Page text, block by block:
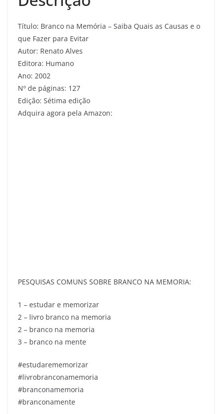
Título: Branco na Memória – Saiba Quais as Causas e o
que Fazer para Evitar
Autor: Renato Alves
Editora: Humano
Ano: 2002
Nº de páginas: 127
Edição: Sétima edição
Adquira agora pela Amazon:
PESQUISAS COMUNS SOBRE BRANCO NA MEMORIA:
1 – estudar e memorizar
2 – livro branco na memoria
2 – branco na memoria
3 – branco na mente
#estudarememorizar
#livrobranconamemoria
#branconamemoria
#branconamente